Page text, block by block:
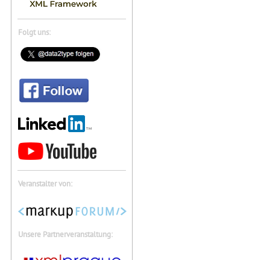
Folgt uns:
Veranstalter von:
Unsere Partnerveranstaltung: